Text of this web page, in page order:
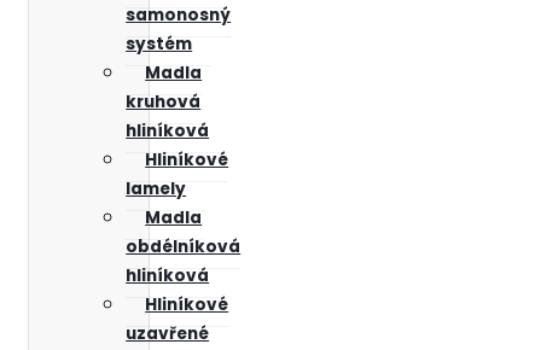
samonosný
systém
Madla
kruhová
hliníková
Hliníkové
lamely
Madla
obdélníková
hliníková
Hliníkové
uzavřené